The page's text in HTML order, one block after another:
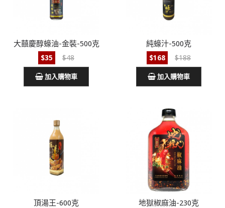
大囍慶醇蠔油-金裝-500克
$35 $48
加入購物車
純蠔汁-500克
$168 $188
加入購物車
頂湯王-600克 地獄椒麻油-230克